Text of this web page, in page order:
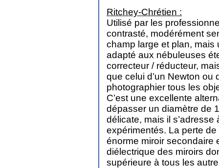
Ritchey-Chrétien :
Utilisé par les
contrasté, modérément
champ large et plan, mais
adapté aux nébuleuses
correcteur / réducteur,
que celui d’un Newton ou
photographier tous les
C’est une excellente
dépasser un diamètre de
délicate, mais il
expérimentés. La perte
énorme miroir secondaire
diélectrique des miroirs
supérieure à tous les